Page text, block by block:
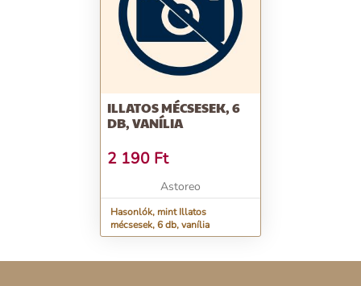
ILLATOS MÉCSESEK, 6
DB, VANÍLIA
2 190 Ft
Astoreo
Hasonlók, mint Illatos
mécsesek, 6 db, vanília